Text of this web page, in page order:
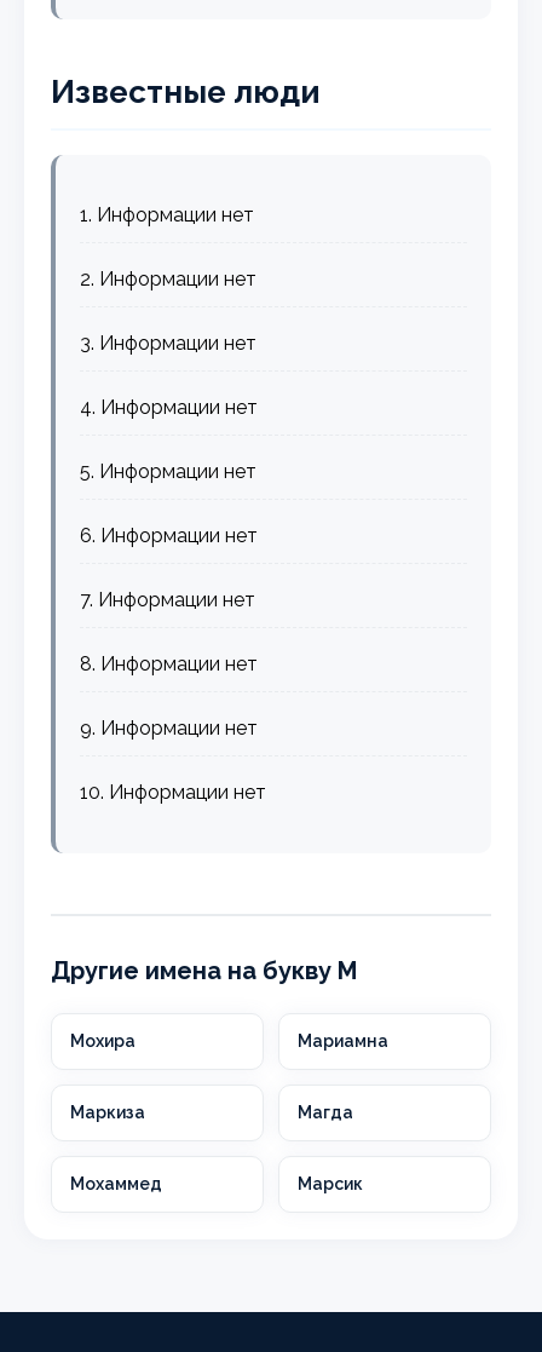
Известные люди
1. Информации нет
2. Информации нет
3. Информации нет
4. Информации нет
5. Информации нет
6. Информации нет
7. Информации нет
8. Информации нет
9. Информации нет
10. Информации нет
Другие имена на букву М
Мохира Мариамна
Маркиза Магда
Мохаммед Марсик